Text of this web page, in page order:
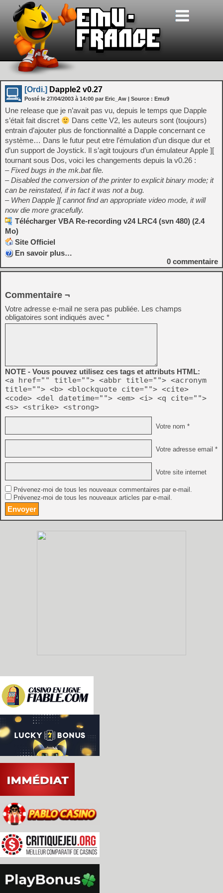
[Ordi.] Dapple2 v0.27
Posté le 27/04/2003 à 14:00 par Eric_Aw | Source : Emu9
Une release que je n’avait pas vu, depuis le temps que Dapple
s’était fait discret
Dans cette V2, les auteurs sont (toujours)
entrain d’ajouter plus de fonctionnalité a Dapple concernant ce
système… Dans le futur peut etre l’émulation d’un disque dur et
d’un support de Joystick. Il s’agit toujours d’un émulateur Apple ][
tournant sous Dos, voici les changements depuis la v0.26 :
– Fixed bugs in the mk.bat file.
– Disabled the conversion of the printer to explicit binary mode; it
can be reinstated, if in fact it was not a bug.
– When Dapple ][ cannot find an appropriate video mode, it will
now die more gracefully.
Télécharger VBA Re-recording v24 LRC4 (svn 480) (2.4
Mo)
Site Officiel
En savoir plus…
0 commentaire
Commentaire ¬
Votre adresse e-mail ne sera pas publiée. Les champs
obligatoires sont indiqués avec *
NOTE - Vous pouvez utilisez ces tags et attributs HTML:
<a href="" title=""> <abbr title=""> <acronym
title=""> <b> <blockquote cite=""> <cite>
<code> <del datetime=""> <em> <i> <q cite="">
<s> <strike> <strong>
Votre nom *
Votre adresse email *
Votre site internet
Prévenez-moi de tous les nouveaux commentaires par e-mail.
Prévenez-moi de tous les nouveaux articles par e-mail.